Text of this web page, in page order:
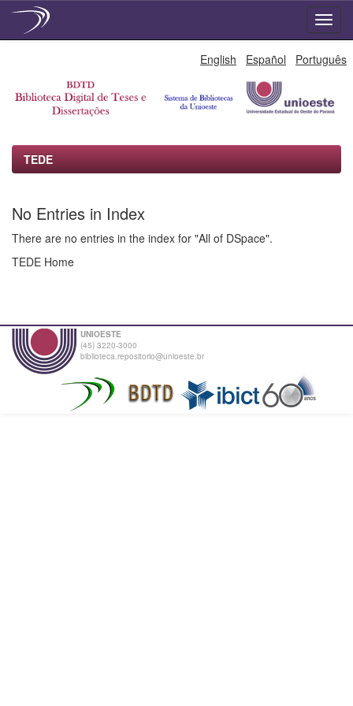
English Español Português
TEDE
No Entries in Index
There are no entries in the index for "All of DSpace".
TEDE Home
UNIOESTE
(45) 3220-3000
biblioteca.repositorio@unioeste.br